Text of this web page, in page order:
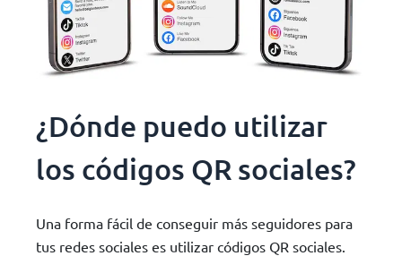
¿Dónde puedo utilizar
los códigos QR sociales?
Una forma fácil de conseguir más seguidores para
tus redes sociales es utilizar códigos QR sociales.